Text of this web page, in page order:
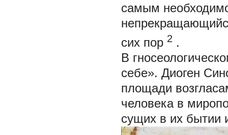
самым
сих пор 2 .
В
себе». Диоген
площади
человека в
сущих в их бытии